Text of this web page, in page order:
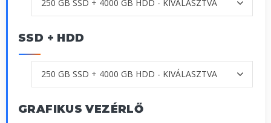
SSD + HDD
GRAFIKUS VEZÉRLŐ